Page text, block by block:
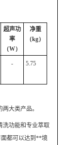
超声功
率
（W）
净重
（kg）
- 5.75
大类产品。
洗功能和专业萃取
都可以达到**境